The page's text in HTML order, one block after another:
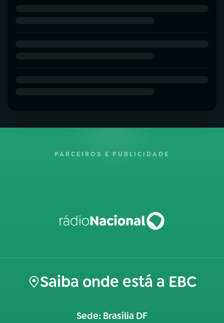
PARCEIROS E PUBLICIDADE
Saiba onde está a EBC
Sede: Brasília DF